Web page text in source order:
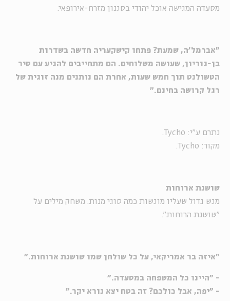
מסעדה המגישה אוכל יהודי בסגנון מזרח-אירופאי.
"אברמל'ה, שמעת? פתחו קישקעריה חדשה בשדרות
בן-גוריון, שעושה משלוחים. הם מתחייבים להגיע עם סיר
הטשולנט תוך חמש שעות, אחרת הם נותנים מנה זוגית של
רגל קרושה בחינם."
נתרם ע"י: Tycho.
מקור: Tycho.
שושנת ארוחות
מגש גדול שעליו מוגשות כמה סוגי מנות. משחק מילים על
"שושנת הרוחות".
"איזה בר אמריקאי, על כל שולחן שמו שושנת ארוחות."
- "היינו כל המשפחה במסעדה."
- "יפה, אבל כולכם? זה בטח יצא נורא יקר."